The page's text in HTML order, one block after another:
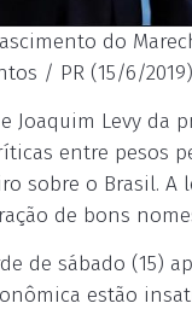
do
/ PR (15/6/2019)
Levy da
entre pesos
sobre o Brasil. A
de bons
de sábado (15)
estão